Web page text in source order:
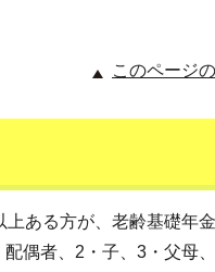
このページ
ある方が、老齢基礎年
偶者、2・子、3・父母、